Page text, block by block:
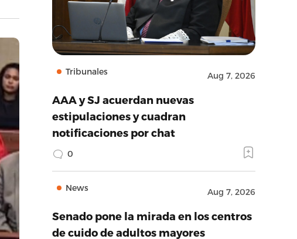
Tribunales Aug 7, 2026
AAA y SJ acuerdan nuevas
estipulaciones y cuadran
notificaciones por chat
0
News Aug 7, 2026
Senado pone la mirada en los centros
de cuido de adultos mayores